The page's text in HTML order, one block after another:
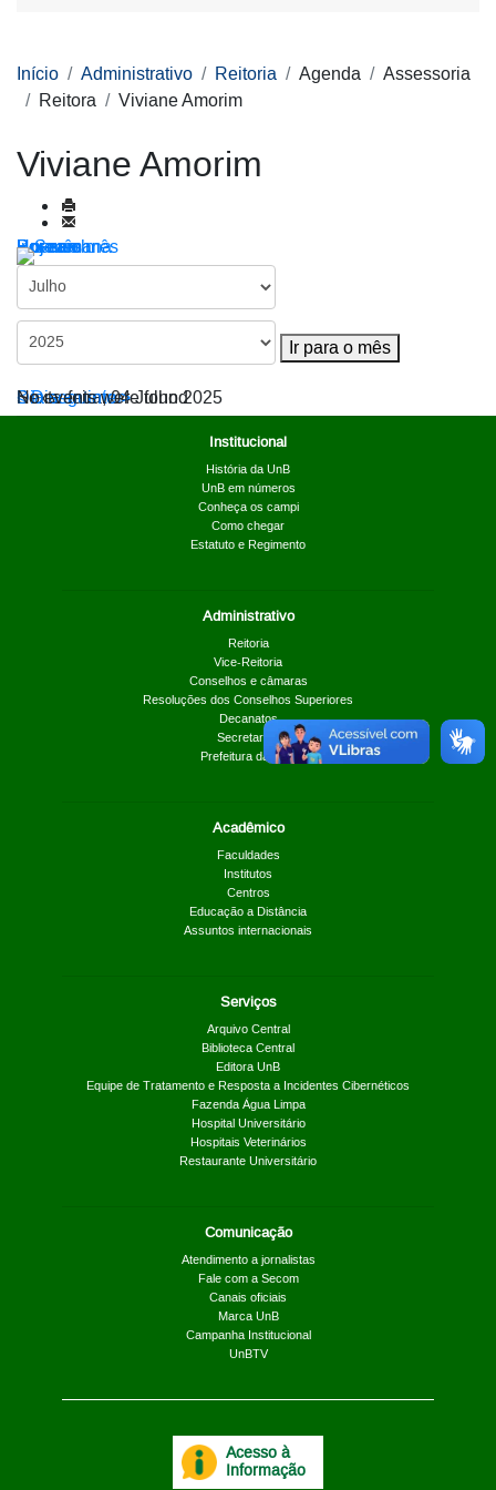
Início Administrativo Reitoria Agenda
Assessoria
Reitora
Viviane Amorim
Viviane Amorim
Por ano
Por mês
Por semana
Hoje
Ir para o mês
Ir para o mês
< Dia anterior
Sexta-feira, 04 Julho 2025
Dia seguinte >
No events were found
Institucional
História da UnB
UnB em números
Conheça os campi
Como chegar
Estatuto e Regimento
Administrativo
Reitoria
Vice-Reitoria
Conselhos e câmaras
Resoluções dos Conselhos Superiores
Decanatos
Secretarias
Prefeitura da UnB
Acadêmico
Faculdades
Institutos
Centros
Educação a Distância
Assuntos internacionais
Serviços
Arquivo Central
Biblioteca Central
Editora UnB
Equipe de Tratamento e Resposta a Incidentes Cibernéticos
Fazenda Água Limpa
Hospital Universitário
Hospitais Veterinários
Restaurante Universitário
Comunicação
Atendimento a jornalistas
Fale com a Secom
Canais oficiais
Marca UnB
Campanha Institucional
UnBTV
Acesso à
Informação